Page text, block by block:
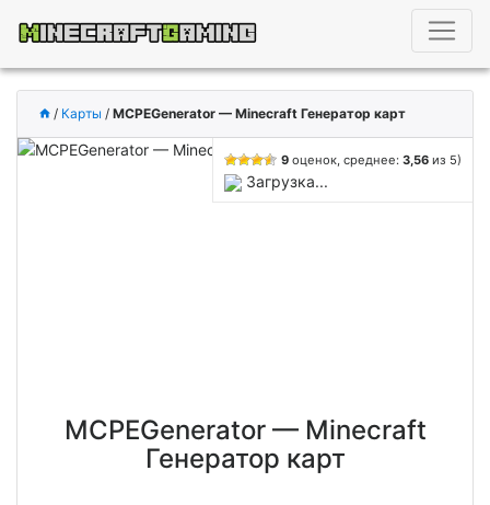
/ Карты / MCPEGenerator — Minecraft Генератор карт
9 оценок, среднее: 3,56 из 5)
Загрузка...
MCPEGenerator — Minecraft
Генератор карт